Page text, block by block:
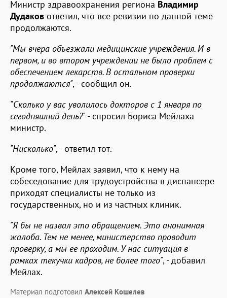
Министр здравоохранения региона Владимир
Дудаков ответил, что все ревизии по данной теме
продолжаются.
"Мы вчера объезжали медицинские учреждения. И в
первом, и во втором учреждении не было проблем с
обеспечением лекарств. В остальном проверки
продолжаются", - сообщил он.
"Сколько у вас уволилось докторов с 1 января по
сегодняшний день?" - спросил Бориса Мейлаха
министр.
"Нисколько", - ответил тот.
Кроме того, Мейлах заявил, что к нему на
собеседование для трудоустройства в диспансере
приходят специалисты не только из
государственных, но и из частных клиник.
"Я бы не назвал это обращением. Это анонимная
жалоба. Тем не менее, министерство проводит
проверку, а мы ее проходим. У нас ситуация в
рамках текучки кадров, не более того", - добавил
Мейлах.
Материал подготовил Алексей Кошелев